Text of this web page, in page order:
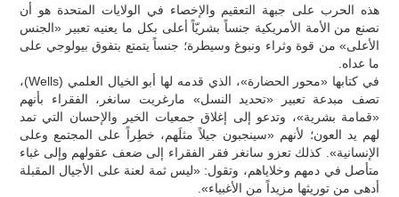
هذه الحرب على جبهة التعقيم والإخصاء في الولايات المتحدة هو أن
نصنع من الأمة الأمريكية جنساً بشريّاً أعلى بكل ما يعنيه تعبير «الجنس
الأعلى» من قوة وثراء ونبوغ وسيطرة؛ جنساً يتمتع بتفوق بيولوجي على
ما عداه.
في كتابها «محور الحضارة»، الذي قدمه لها أبو الخيال العلمي (Wells)،
تصف مبدعة تعبير «تحديد النسل» مارغريت سانغر، الفقراء بأنهم
«قمامة بشرية»، وتدعو إلى إغلاق جمعيات الخير والإحسان التي تمد
لهم يد العون؛ لأنهم «سينجبون جيلاً مثلَهم، خطِراً على المجتمع وعلى
الإنسانية». كذلك تعزو سانغر فقر الفقراء إلى ضعف عقولهم وإلى غباء
متأصل في دمهم وخلاياهم، وتقول: «ليس ثمة لعنة على الأجيال المقبلة
أدهى من توريثها مزيداً من الأغبياء».